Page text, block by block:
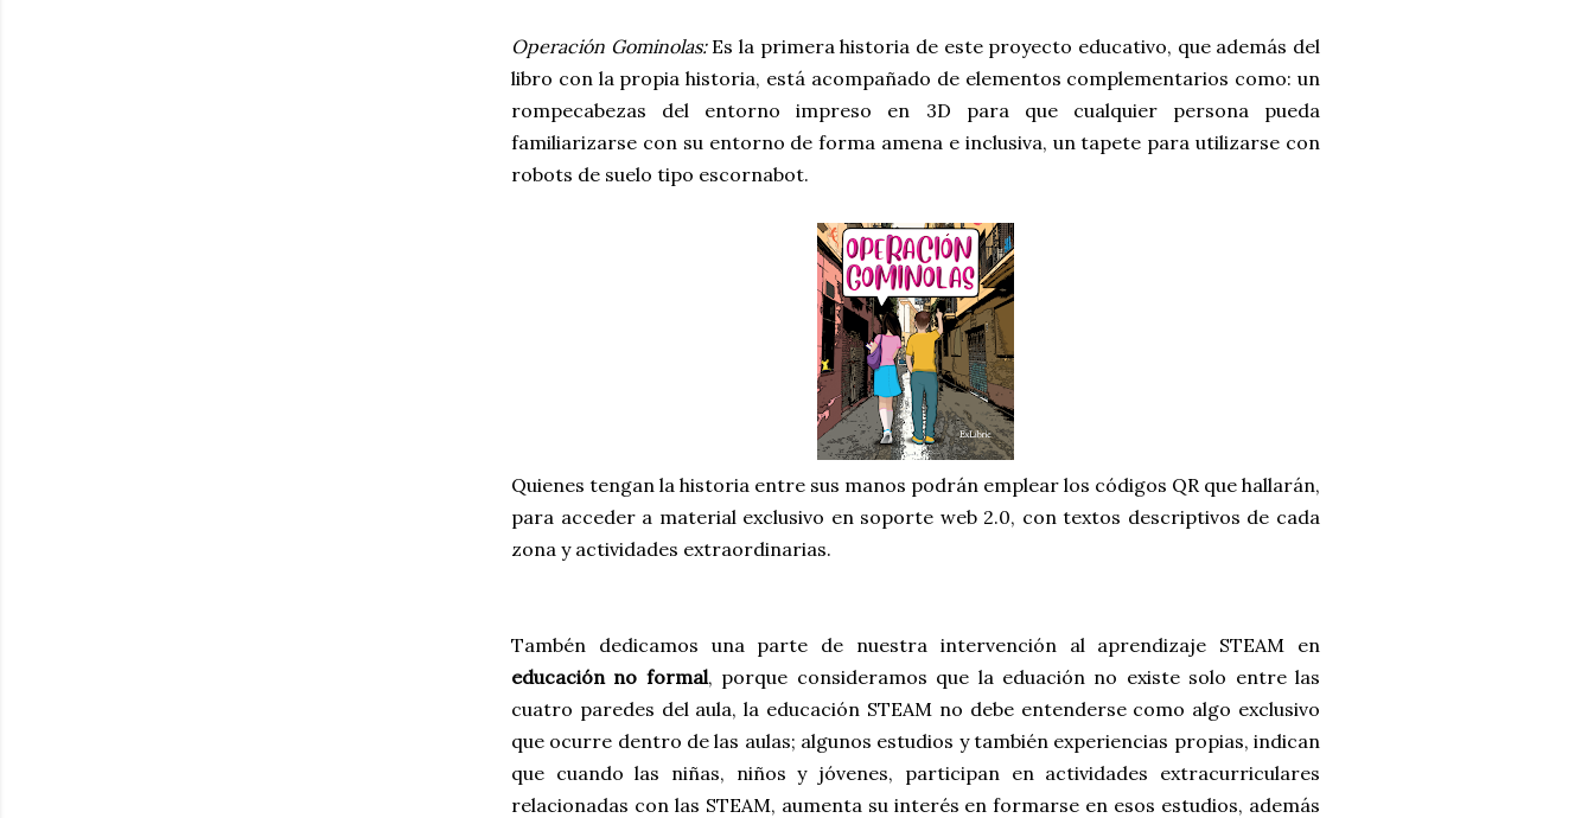
Operación Gominolas:Es la primera historia de este proyecto educativo, que además del
libro con la propia historia, está acompañado de elementos complementarios como: un
rompecabezas del entorno impreso en 3D para que cualquier persona pueda
familiarizarse con su entorno de forma amena e inclusiva, un tapete para utilizarse con
robots de suelo tipo escornabot.
Quienes tengan la historia entre sus manos podrán emplear los códigos QR que hallarán,
para acceder a material exclusivo en soporte web 2.0, con textos descriptivos de cada
zona y actividades extraordinarias.
Tambén dedicamos una parte de nuestra intervención al aprendizaje STEAM en
educación no formal, porque consideramos que la eduación no existe solo entre las
cuatro paredes del aula, la educación STEAM no debe entenderse como algo exclusivo
que ocurre dentro de las aulas; algunos estudios y también experiencias propias, indican
que cuando las niñas, niños y jóvenes, participan en actividades extracurriculares
relacionadas con las STEAM, aumenta su interés en formarse en esos estudios, además